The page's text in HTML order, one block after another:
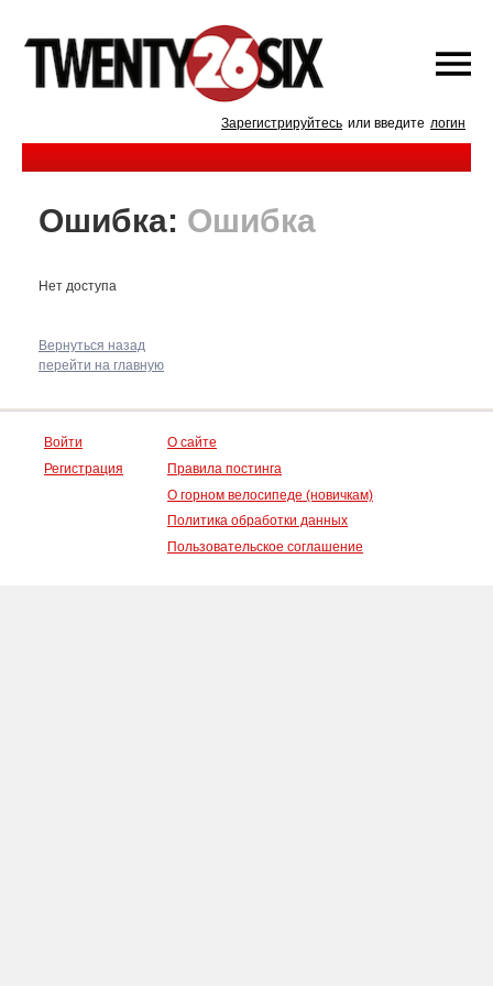
Зарегистрируйтесь или введите логин
Ошибка: Ошибка
Нет доступа
Вернуться назад
перейти на главную
Войти
Регистрация
О сайте
Правила постинга
О горном велосипеде (новичкам)
Политика обработки данных
Пользовательское соглашение